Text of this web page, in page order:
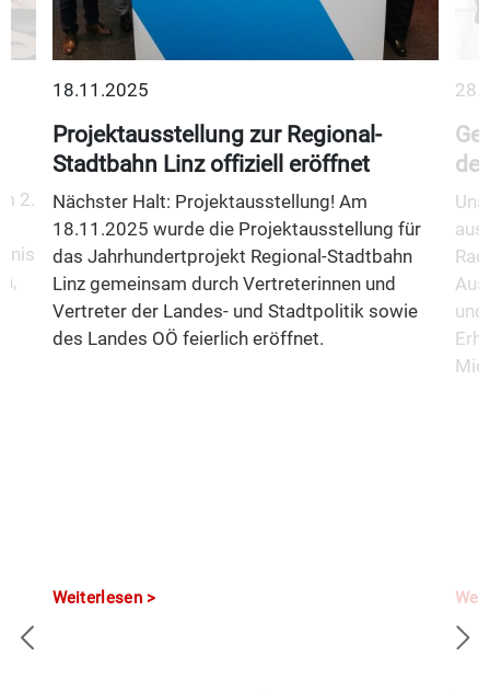
2.
18.11.2025
Projektausstellung zur Regional-
Stadtbahn Linz offiziell eröffnet
Nächster Halt: Projektausstellung! Am
18.11.2025 wurde die Projektausstellung für
das Jahrhundertprojekt Regional-Stadtbahn
Linz gemeinsam durch Vertreterinnen und
Vertreter der Landes- und Stadtpolitik sowie
des Landes OÖ feierlich eröffnet.
Weiterlesen